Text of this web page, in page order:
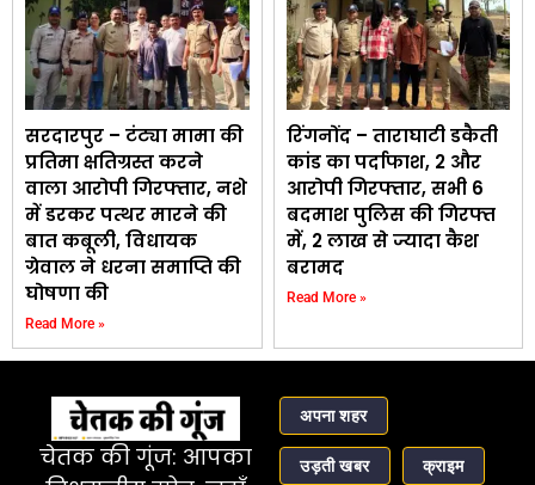
सरदारपुर – टंट्या मामा की
प्रतिमा क्षतिग्रस्त करने
वाला आरोपी गिरफ्तार, नशे
में डरकर पत्थर मारने की
बात कबूली, विधायक
ग्रेवाल ने धरना समाप्ति की
घोषणा की
Read More »
रिंगनोंद – ताराघाटी डकैती
कांड का पर्दाफाश, 2 और
आरोपी गिरफ्तार, सभी 6
बदमाश पुलिस की गिरफ्त
में, ₹2 लाख से ज्यादा कैश
बरामद
Read More »
चेतक की गूंज: आपका
अपना शहर
उड़ती खबर क्राइम